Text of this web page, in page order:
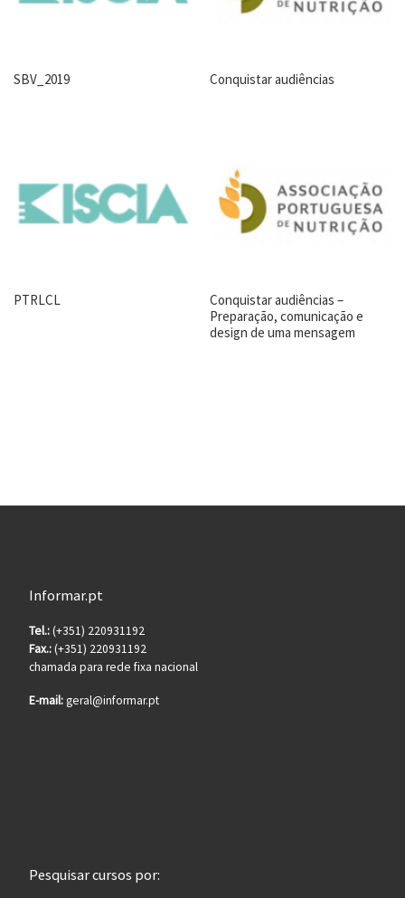
SBV_2019 Conquistar audiências
PTRLCL
Conquistar audiências –
Preparação, comunicação e
design de uma mensagem
Informar.pt
Tel.:(+351) 220931192
Fax.:(+351) 220931192
chamada para rede fixa nacional
E-mail:geral@informar.pt
Pesquisar cursos por: